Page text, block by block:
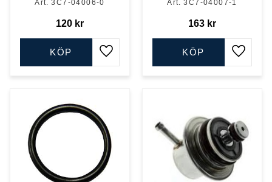
3C7-04006-0
120 kr
Lägg till i favoriter
KÖP
3C7-04007-1
163 kr
Lägg
KÖP